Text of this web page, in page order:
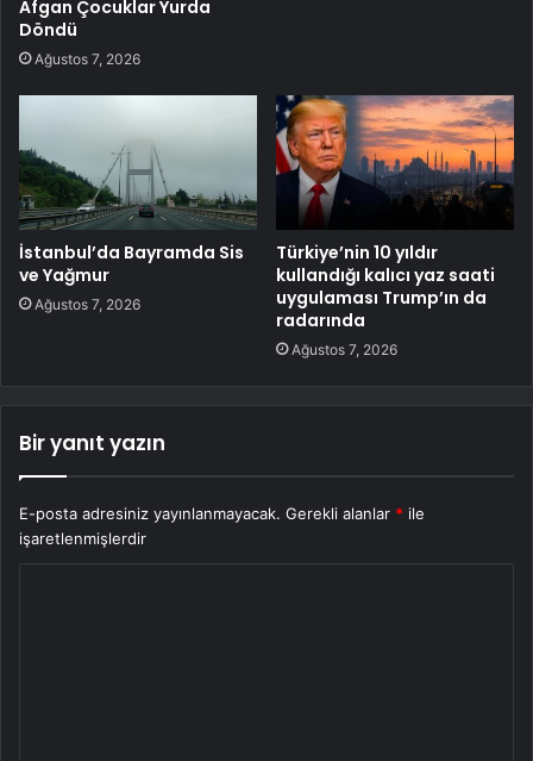
Afgan Çocuklar Yurda
Döndü
Ağustos 7, 2026
İstanbul’da Bayramda Sis
ve Yağmur
Ağustos 7, 2026
Türkiye’nin 10 yıldır
kullandığı kalıcı yaz saati
uygulaması Trump’ın da
radarında
Ağustos 7, 2026
Bir yanıt yazın
E-posta adresiniz yayınlanmayacak. Gerekli alanlar * ile
işaretlenmişlerdir